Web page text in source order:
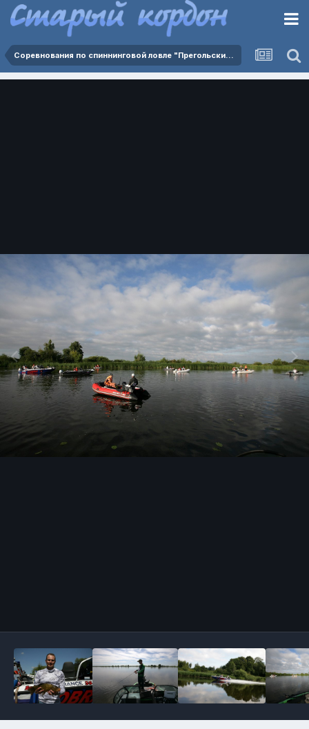
Соревнования по спиннинговой ловле "Прегольские просторы 2024" - 20.07.2024.